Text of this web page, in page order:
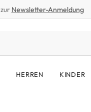
zur Newsletter-Anmeldung
HERREN KINDER